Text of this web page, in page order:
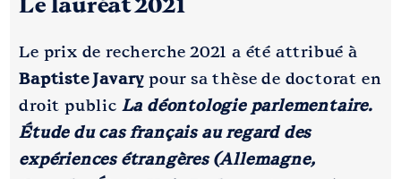
Le prix de recherche 2021 a été attribué à
Baptiste Javarypour sa thèse de doctorat en
droit public La déontologie parlementaire.
Étude du cas français au regard des
expériences étrangères (Allemagne,